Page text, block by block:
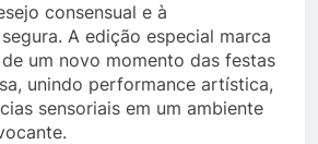
consensual e à
A edição especial marca
um novo momento das festas
unindo performance artística,
sensoriais em um ambiente